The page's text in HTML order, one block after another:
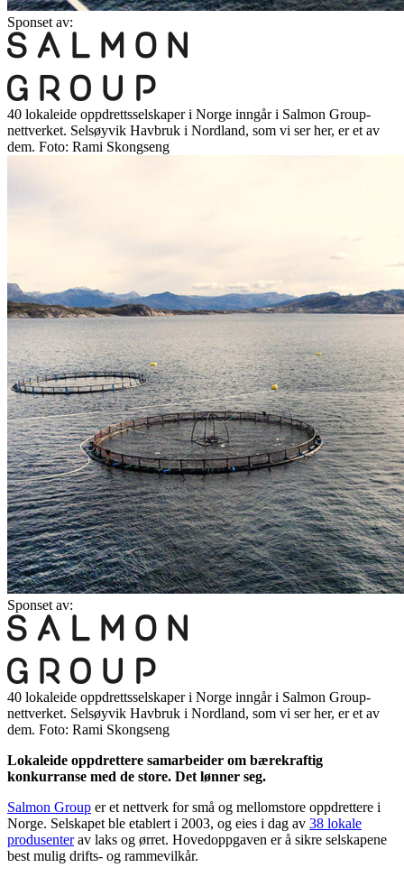
Sponset av:
40 lokaleide oppdrettsselskaper i Norge inngår i Salmon Group-
nettverket. Selsøyvik Havbruk i Nordland, som vi ser her, er et av
dem. Foto: Rami Skongseng
Sponset av:
40 lokaleide oppdrettsselskaper i Norge inngår i Salmon Group-
nettverket. Selsøyvik Havbruk i Nordland, som vi ser her, er et av
dem. Foto: Rami Skongseng
Lokaleide oppdrettere samarbeider om bærekraftig
konkurranse med de store. Det lønner seg.
Salmon Group er et nettverk for små og mellomstore oppdrettere i
Norge. Selskapet ble etablert i 2003, og eies i dag av 38 lokale
produsenterav laks og ørret. Hovedoppgaven er å sikre selskapene
best mulig drifts- og rammevilkår.